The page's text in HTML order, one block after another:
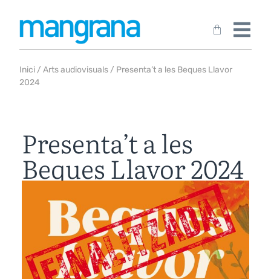
Inici /Arts audiovisuals / Presenta’t a les Beques Llavor
2024
Presenta’t a les
Beques Llavor 2024